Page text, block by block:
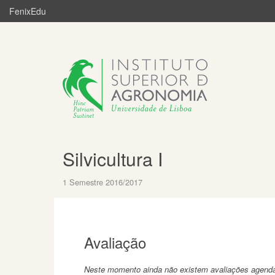
FenixEdu
Silvicultura I
1 Semestre 2016/2017
Avaliação
Neste momento ainda não existem avaliações